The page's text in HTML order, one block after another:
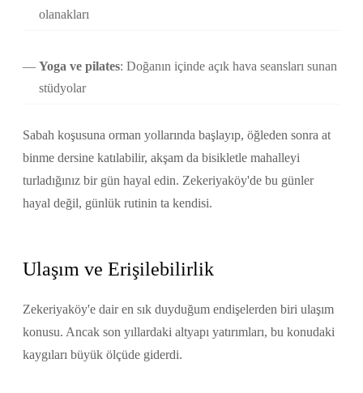
olanakları
Yoga ve pilates: Doğanın içinde açık hava seansları sunan
stüdyolar
Sabah koşusuna orman yollarında başlayıp, öğleden sonra at
binme dersine katılabilir, akşam da bisikletle mahalleyi
turladığınız bir gün hayal edin. Zekeriyaköy'de bu günler
hayal değil, günlük rutinin ta kendisi.
Ulaşım ve Erişilebilirlik
Zekeriyaköy'e dair en sık duyduğum endişelerden biri ulaşım
konusu. Ancak son yıllardaki altyapı yatırımları, bu konudaki
kaygıları büyük ölçüde giderdi.